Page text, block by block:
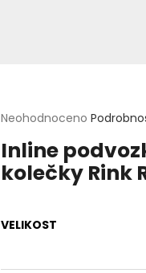
Průměrné
produktu
je
0,0
hvězdiček.
Neohodnoceno
Inline
kolečky Rink
VELIKOST